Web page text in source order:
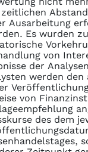
Ausarbeitung
Es wurden
von
der
werden den
von
des dem